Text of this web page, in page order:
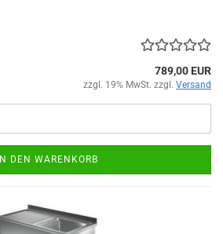
789,00 EUR
zzgl. 19% MwSt. zzgl. Versand
IN DEN WARENKORB